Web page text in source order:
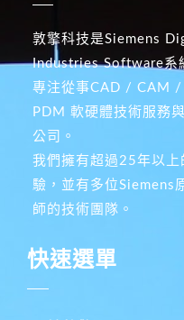
敦擎科技是Siemens
Industries Software系
專注從事CAD / CAM
PDM 軟硬體技術服務
公司。
我們擁有超過25年以上
驗，並有多位Siemens
師的技術團隊。
快速選單